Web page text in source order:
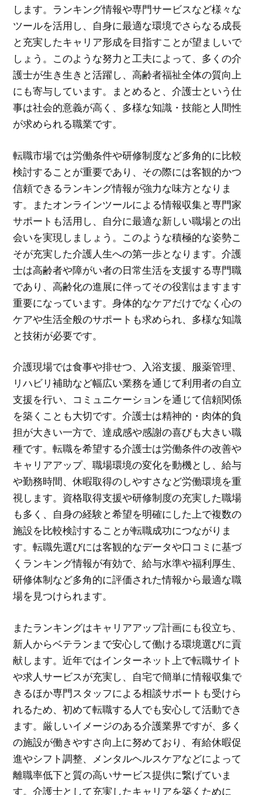
します。ランキング情報や専門サービスなど様々な
ツールを活用し、自身に最適な環境でさらなる成長
と充実したキャリア形成を目指すことが望ましいで
しょう。このような努力と工夫によって、多くの介
護士が生き生きと活躍し、高齢者福祉全体の質向上
にも寄与しています。まとめると、介護士という仕
事は社会的意義が高く、多様な知識・技能と人間性
が求められる職業です。
転職市場では労働条件や研修制度など多角的に比較
検討することが重要であり、その際には客観的かつ
信頼できるランキング情報が強力な味方となりま
す。またオンラインツールによる情報収集と専門家
サポートも活用し、自分に最適な新しい職場との出
会いを実現しましょう。このような積極的な姿勢こ
そが充実した介護人生への第一歩となります。介護
士は高齢者や障がい者の日常生活を支援する専門職
であり、高齢化の進展に伴ってその役割はますます
重要になっています。身体的なケアだけでなく心の
ケアや生活全般のサポートも求められ、多様な知識
と技術が必要です。
介護現場では食事や排せつ、入浴支援、服薬管理、
リハビリ補助など幅広い業務を通じて利用者の自立
支援を行い、コミュニケーションを通じて信頼関係
を築くことも大切です。介護士は精神的・肉体的負
担が大きい一方で、達成感や感謝の喜びも大きい職
種です。転職を希望する介護士は労働条件の改善や
キャリアアップ、職場環境の変化を動機とし、給与
や勤務時間、休暇取得のしやすさなど労働環境を重
視します。資格取得支援や研修制度の充実した職場
も多く、自身の経験と希望を明確にした上で複数の
施設を比較検討することが転職成功につながりま
す。転職先選びには客観的なデータや口コミに基づ
くランキング情報が有効で、給与水準や福利厚生、
研修体制など多角的に評価された情報から最適な職
場を見つけられます。
またランキングはキャリアアップ計画にも役立ち、
新人からベテランまで安心して働ける環境選びに貢
献します。近年ではインターネット上で転職サイト
や求人サービスが充実し、自宅で簡単に情報収集で
きるほか専門スタッフによる相談サポートも受けら
れるため、初めて転職する人でも安心して活動でき
ます。厳しいイメージのある介護業界ですが、多く
の施設が働きやすさ向上に努めており、有給休暇促
進やシフト調整、メンタルヘルスケアなどによって
離職率低下と質の高いサービス提供に繋げていま
す。介護士として充実したキャリアを築くために